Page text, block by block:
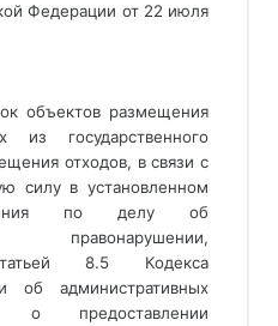
Федерации от 22 июля
объектов размещения
из государственного
отходов, в связи с
силу в установленном
по делу об
правонарушении,
8.5 Кодекса
об административных
о предоставлении